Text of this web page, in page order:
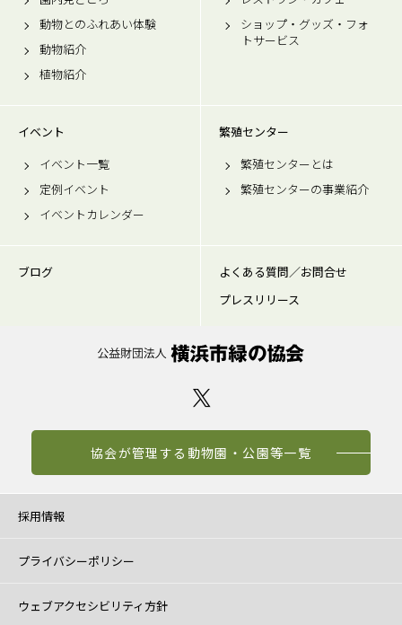
動物とのふれあい体験
動物紹介
植物紹介
ショップ・グッズ・フォ
トサービス
イベント
イベント一覧
定例イベント
イベントカレンダー
繁殖センター
繁殖センターとは
繁殖センターの事業紹介
ブログ
よくある質問／お問合せ
プレスリリース
協会が管理する動物園・公園等一覧
採用情報
プライバシーポリシー
ウェブアクセシビリティ方針